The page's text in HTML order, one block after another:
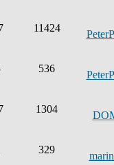
11424
536
1304
329